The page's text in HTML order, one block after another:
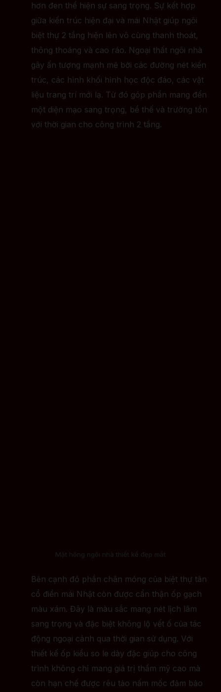
hơn đen thể hiện sự sang trọng. Sự kết hợp
giữa kiến trúc hiện đại và mái Nhật giúp ngôi
biệt thự 2 tầng hiện lên vô cùng thanh thoát,
thông thoáng và cao ráo. Ngoại thất ngôi nhà
gây ấn tượng mạnh mẽ bởi các đường nét kiến
trúc, các hình khối hình học độc đáo, các vật
liệu trang trí mới lạ. Từ đó góp phần mang đến
một diện mạo sang trọng, bề thế và trường tồn
với thời gian cho công trình 2 tầng.
Mặt hông ngôi nhà thiết kế đẹp mắt
Bên cạnh đó phần chân móng của biệt thự tân
cổ điển mái Nhật còn được cẩn thận ốp gạch
màu xám. Đây là màu sắc mang nét lịch lãm
sang trọng và đặc biệt không lộ vết ố của tác
động ngoại cảnh qua thời gian sử dụng. Với
thiết kế ốp kiểu so le dày đặc giúp cho công
trình không chỉ mang giá trị thẩm mỹ cao mà
còn hạn chế được rêu tảo nấm mốc đảm bảo